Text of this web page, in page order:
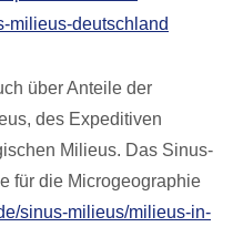
milieus-deutschland
über Anteile der
des Expeditiven
Milieus. Das Sinus-
für die Microgeographie
sinus-milieus/milieus-in-